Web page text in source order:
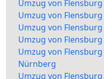
Umzug von
Umzug von
Umzug von
Umzug von
Umzug von
Nürnberg
Umzug von